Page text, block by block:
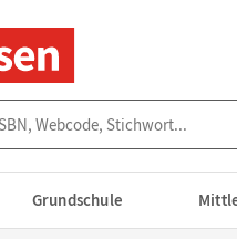
Grundschule